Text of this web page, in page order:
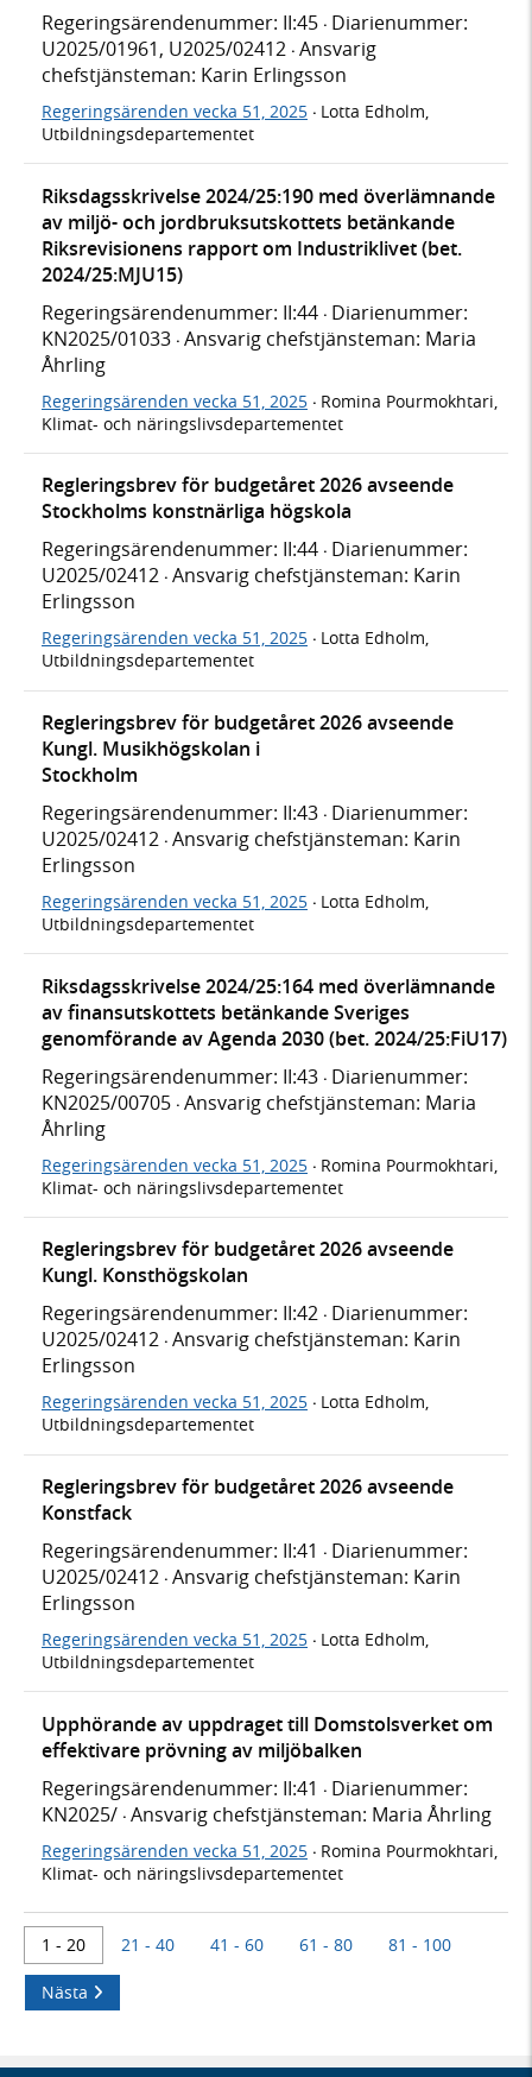
Regeringsärendenummer: II:45 · Diarienummer:
U2025/01961, U2025/02412 · Ansvarig
chefstjänsteman: Karin Erlingsson
Regeringsärenden vecka 51, 2025 · Lotta Edholm,
Utbildningsdepartementet
Riksdagsskrivelse 2024/25:190 med överlämnande
av miljö- och jordbruksutskottets betänkande
Riksrevisionens rapport om Industriklivet (bet.
2024/25:MJU15)
Regeringsärendenummer: II:44 · Diarienummer:
KN2025/01033 · Ansvarig chefstjänsteman: Maria
Åhrling
Regeringsärenden vecka 51, 2025 · Romina Pourmokhtari,
Klimat- och näringslivsdepartementet
Regleringsbrev för budgetåret 2026 avseende
Stockholms konstnärliga högskola
Regeringsärendenummer: II:44 · Diarienummer:
U2025/02412 · Ansvarig chefstjänsteman: Karin
Erlingsson
Regeringsärenden vecka 51, 2025 · Lotta Edholm,
Utbildningsdepartementet
Regleringsbrev för budgetåret 2026 avseende
Kungl. Musikhögskolan i
Stockholm
Regeringsärendenummer: II:43 · Diarienummer:
U2025/02412 · Ansvarig chefstjänsteman: Karin
Erlingsson
Regeringsärenden vecka 51, 2025 · Lotta Edholm,
Utbildningsdepartementet
Riksdagsskrivelse 2024/25:164 med överlämnande
av finansutskottets betänkande Sveriges
genomförande av Agenda 2030 (bet. 2024/25:FiU17)
Regeringsärendenummer: II:43 · Diarienummer:
KN2025/00705 · Ansvarig chefstjänsteman: Maria
Åhrling
Regeringsärenden vecka 51, 2025 · Romina Pourmokhtari,
Klimat- och näringslivsdepartementet
Regleringsbrev för budgetåret 2026 avseende
Kungl. Konsthögskolan
Regeringsärendenummer: II:42 · Diarienummer:
U2025/02412 · Ansvarig chefstjänsteman: Karin
Erlingsson
Regeringsärenden vecka 51, 2025 · Lotta Edholm,
Utbildningsdepartementet
Regleringsbrev för budgetåret 2026 avseende
Konstfack
Regeringsärendenummer: II:41 · Diarienummer:
U2025/02412 · Ansvarig chefstjänsteman: Karin
Erlingsson
Regeringsärenden vecka 51, 2025 · Lotta Edholm,
Utbildningsdepartementet
Upphörande av uppdraget till Domstolsverket om
effektivare prövning av miljöbalken
Regeringsärendenummer: II:41 · Diarienummer:
KN2025/ · Ansvarig chefstjänsteman: Maria Åhrling
Regeringsärenden vecka 51, 2025 · Romina Pourmokhtari,
Klimat- och näringslivsdepartementet
1 - 20 21 - 40 41 - 60 61 - 80 81 - 100
Nästa